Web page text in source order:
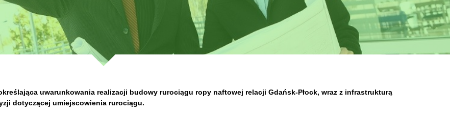
uwarunkowania realizacji budowy rurociągu ropy naftowej relacji Gdańsk-Płock, wraz z infrastrukturą
dotyczącej umiejscowienia rurociągu.